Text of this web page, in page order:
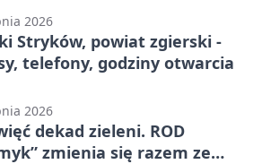
2026
Stryków, powiat zgierski -
telefony, godziny otwarcia
2026
dekad zieleni. ROD
zmienia się razem ze